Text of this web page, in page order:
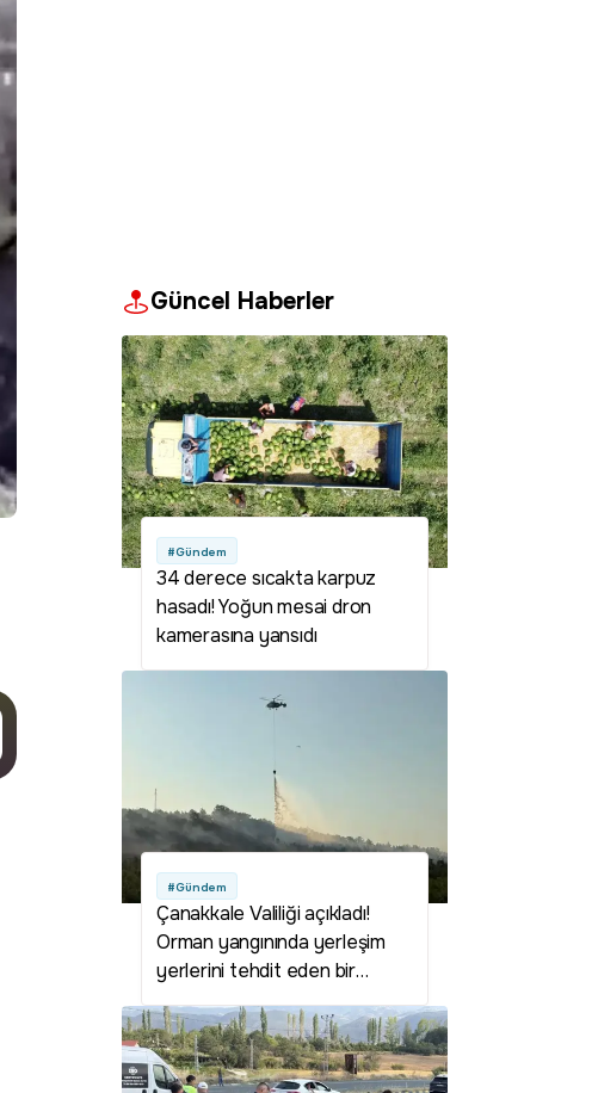
Güncel Haberler
#Gündem
34 derece sıcakta karpuz
hasadı! Yoğun mesai dron
kamerasına yansıdı
#Gündem
Çanakkale Valiliği açıkladı!
Orman yangınında yerleşim
yerlerini tehdit eden bir